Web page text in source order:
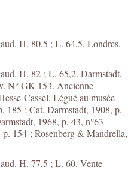
H. 80,5 ; L. 64,5. Londres,
H. 82 ; L. 65,2. Darmstadt,
N° GK 153. Ancienne
Cassel. Légué au musée
185 ; Cat. Darmstadt, 1908, p.
1968, p. 43, n°63
154 ; Rosenberg & Mandrella,
H. 77,5 ; L. 60. Vente